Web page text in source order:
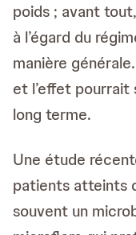
poids ; avant
à l’égard du
manière
et l’effet pourrait
long terme.
Une étude
patients atteints
souvent un